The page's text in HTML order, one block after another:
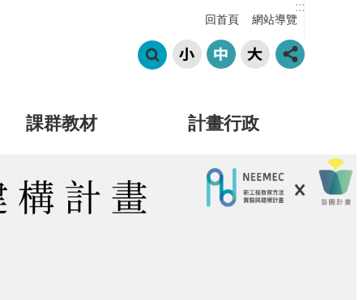
:::
回首頁 網站導覽
課群教材 計畫行政